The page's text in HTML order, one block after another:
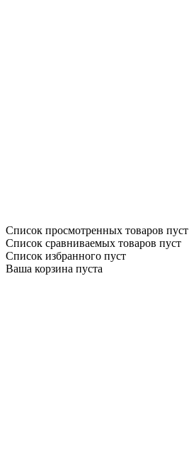
Список просмотренных товаров пуст
Список сравниваемых товаров пуст
Список избранного пуст
Ваша корзина пуста